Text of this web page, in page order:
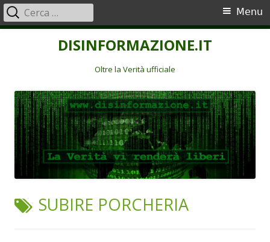
DISINFORMAZIONE.IT
Oltre la Verità ufficiale
Menu
principale
Menu
Ricerca
per:
TAG:
SUBIRE PORCHERIA